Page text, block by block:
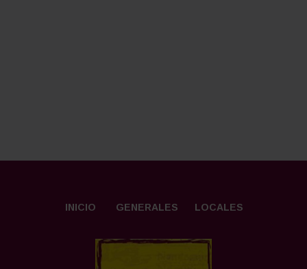
INICIO GENERALES LOCALES